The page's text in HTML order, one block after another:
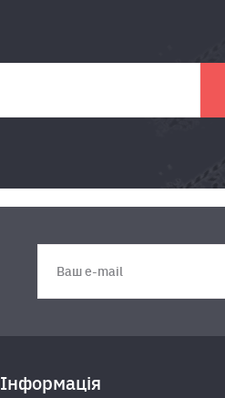
Інформація